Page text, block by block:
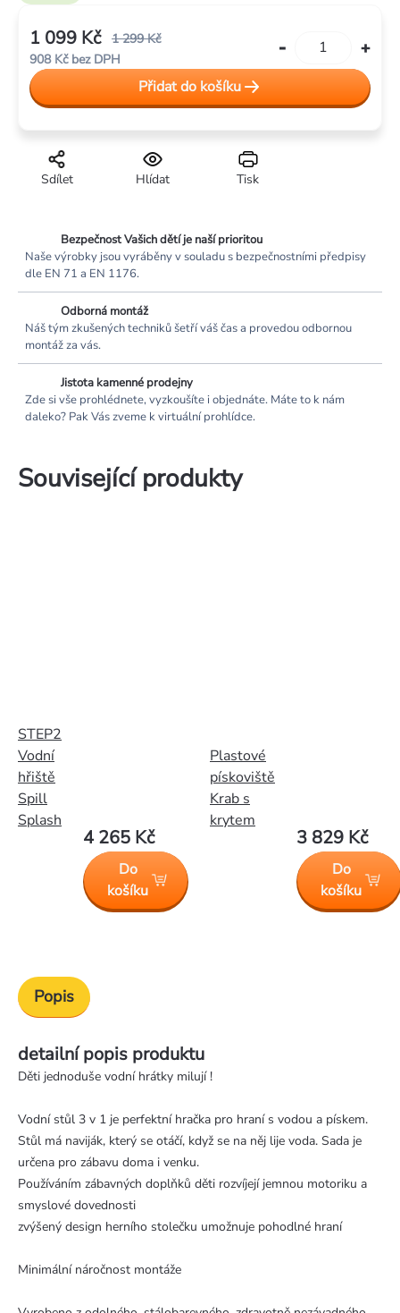
Tisk
Hlídat
Sdílet
1 299 Kč
1 099 Kč
908 Kč bez DPH
Měrná
cena:
Přidat do košíku
Bezpečnost Vašich dětí je naší prioritou
Naše výrobky jsou vyráběny v souladu s bezpečnostními předpisy
dle EN 71 a EN 1176.
Odborná montáž
Náš tým zkušených techniků šetří váš čas a provedou odbornou
montáž za vás.
Jistota kamenné prodejny
Zde si vše prohlédnete, vyzkoušíte i objednáte. Máte to k nám
daleko? Pak Vás zveme k virtuální prohlídce.
Související produkty
STEP2
Vodní
hřiště
Spill
Splash
4 265 Kč
Do
košíku
Plastové
pískoviště
Krab s
krytem
3 829 Kč
Do
košíku
Popis
detailní popis produktu
Děti jednoduše vodní hrátky milují !
Vodní stůl 3 v 1 je perfektní hračka pro hraní s vodou a pískem.
Stůl má naviják, který se otáčí, když se na něj lije voda. Sada je
určena pro zábavu doma i venku.
Používáním zábavných doplňků děti rozvíjejí jemnou motoriku a
smyslové dovednosti
zvýšený design herního stolečku umožnuje pohodlné hraní
Minimální náročnost montáže